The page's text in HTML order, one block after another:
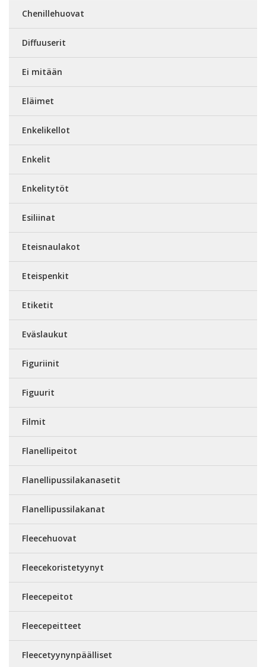
Chenillehuovat
Diffuuserit
Ei mitään
Eläimet
Enkelikellot
Enkelit
Enkelitytöt
Esiliinat
Eteisnaulakot
Eteispenkit
Etiketit
Eväslaukut
Figuriinit
Figuurit
Filmit
Flanellipeitot
Flanellipussilakanasetit
Flanellipussilakanat
Fleecehuovat
Fleecekoristetyynyt
Fleecepeitot
Fleecepeitteet
Fleecetyynynpäälliset